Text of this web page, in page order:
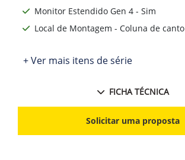
Monitor Estendido Gen 4 - Sim
Local de Montagem - Coluna de canto
+ Ver mais itens de série
FICHA TÉCNICA
Solicitar uma proposta